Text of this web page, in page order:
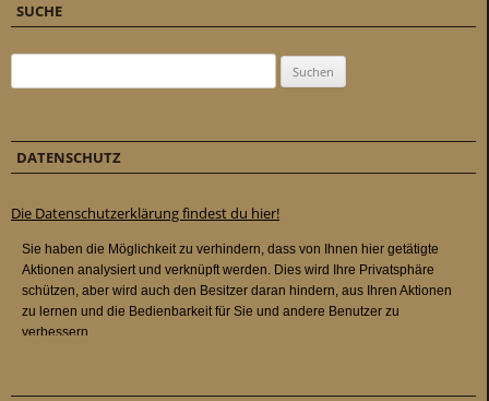
SUCHE
DATENSCHUTZ
Die Datenschutzerklärung findest du hier!